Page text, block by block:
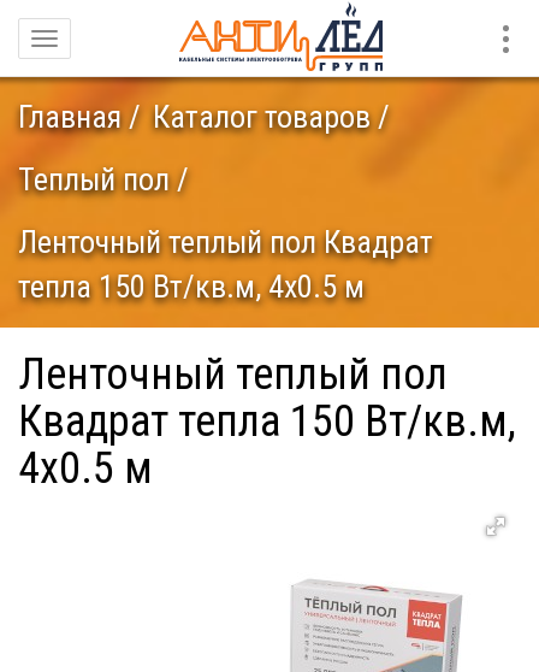
Навигация
Главная
Каталог товаров
Теплый пол
Ленточный теплый пол Квадрат
тепла 150 Вт/кв.м, 4х0.5 м
Ленточный теплый пол
Квадрат тепла 150 Вт/кв.м,
4х0.5 м